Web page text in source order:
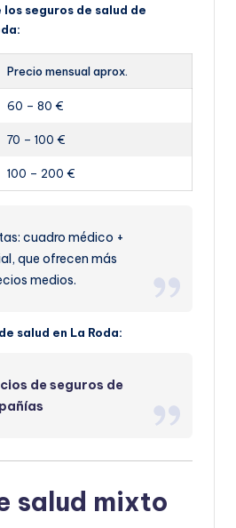
seguros de salud de
Precio mensual aprox.
60 – 80 €
70 – 100 €
100 – 200 €
cuadro médico +
que ofrecen más
medios.
salud en La Roda:
de seguros de
salud mixto